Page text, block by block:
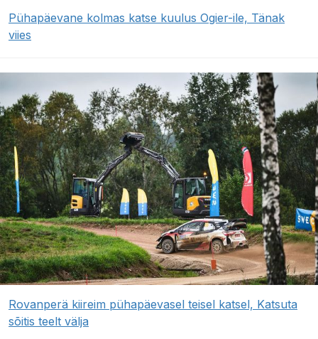
Pühapäevane kolmas katse kuulus Ogier-ile, Tänak
viies
Rovanperä kiireim pühapäevasel teisel katsel, Katsuta
sõitis teelt välja